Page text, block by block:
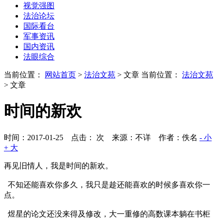
视觉强图
法治论坛
国际看台
军事资讯
国内资讯
法眼综合
当前位置： 网站首页 > 法治文苑 > 文章 当前位置： 法治文苑
> 文章
时间的新欢
时间：2017-01-25 点击： 次 来源：不详 作者：佚名 - 小
+ 大
再见旧情人，我是时间的新欢。
不知还能喜欢你多久，我只是趁还能喜欢的时候多喜欢你一
点。
煜星的论文还没来得及修改，大一重修的高数课本躺在书柜